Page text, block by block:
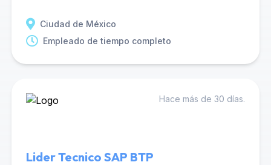
Ciudad de México
Empleado de tiempo completo
Hace más de 30 días.
Lider Tecnico SAP BTP